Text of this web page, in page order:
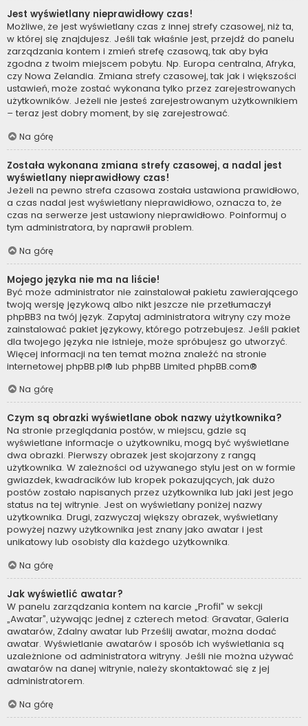
Jest wyświetlany nieprawidłowy czas!
Możliwe, że jest wyświetlany czas z innej strefy czasowej, niż ta,
w której się znajdujesz. Jeśli tak właśnie jest, przejdź do panelu
zarządzania kontem i zmień strefę czasową, tak aby była
zgodna z twoim miejscem pobytu. Np. Europa centralna, Afryka,
czy Nowa Zelandia. Zmiana strefy czasowej, tak jak i większości
ustawień, może zostać wykonana tylko przez zarejestrowanych
użytkowników. Jeżeli nie jesteś zarejestrowanym użytkownikiem
– teraz jest dobry moment, by się zarejestrować.
Na górę
Została wykonana zmiana strefy czasowej, a nadal jest
wyświetlany nieprawidłowy czas!
Jeżeli na pewno strefa czasowa została ustawiona prawidłowo,
a czas nadal jest wyświetlany nieprawidłowo, oznacza to, że
czas na serwerze jest ustawiony nieprawidłowo. Poinformuj o
tym administratora, by naprawił problem.
Na górę
Mojego języka nie ma na liście!
Być może administrator nie zainstalował pakietu zawierającego
twoją wersję językową albo nikt jeszcze nie przetłumaczył
phpBB3 na twój język. Zapytaj administratora witryny czy może
zainstalować pakiet językowy, którego potrzebujesz. Jeśli pakiet
dla twojego języka nie istnieje, może spróbujesz go utworzyć.
Więcej informacji na ten temat można znaleźć na stronie
internetowej phpBB.pl® lub phpBB Limited phpBB.com®
Na górę
Czym są obrazki wyświetlane obok nazwy użytkownika?
Na stronie przeglądania postów, w miejscu, gdzie są
wyświetlane informacje o użytkowniku, mogą być wyświetlane
dwa obrazki. Pierwszy obrazek jest skojarzony z rangą
użytkownika. W zależności od używanego stylu jest on w formie
gwiazdek, kwadracików lub kropek pokazujących, jak dużo
postów zostało napisanych przez użytkownika lub jaki jest jego
status na tej witrynie. Jest on wyświetlany poniżej nazwy
użytkownika. Drugi, zazwyczaj większy obrazek, wyświetlany
powyżej nazwy użytkownika jest znany jako awatar i jest
unikatowy lub osobisty dla każdego użytkownika.
Na górę
Jak wyświetlić awatar?
W panelu zarządzania kontem na karcie „Profil” w sekcji
„Awatar”, używając jednej z czterech metod: Gravatar, Galeria
awatarów, Zdalny awatar lub Prześlij awatar, można dodać
awatar. Wyświetlanie awatarów i sposób ich wyświetlania są
uzależnione od administratora witryny. Jeśli nie można używać
awatarów na danej witrynie, należy skontaktować się z jej
administratorem.
Na górę